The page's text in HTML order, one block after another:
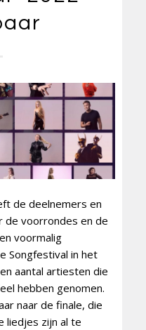
de deelnemers en
de voorrondes en de
voormalig
Songfestival in het
aantal artiesten die
hebben genomen.
naar de finale, die
liedjes zijn al te